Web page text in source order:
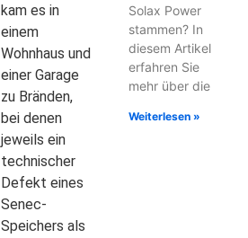
kam es in
einem
Wohnhaus und
einer Garage
zu Bränden,
bei denen
jeweils ein
technischer
Defekt eines
Senec-
Speichers als
Solax Power
stammen? In
diesem Artikel
erfahren Sie
mehr über die
Weiterlesen »